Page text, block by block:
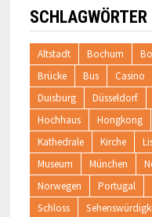
SCHLAGWÖRTER
Altstadt Bochum
Brücke
Bus Casino
Duisburg
Düsseldorf
Hochhaus
Hongkong
Kathedrale
Kirche
Museum
München
Norwegen
Portugal
Schloss